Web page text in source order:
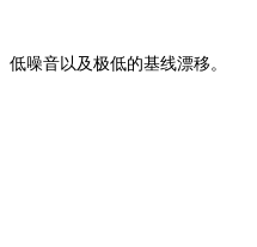
噪音以及极低的基线漂移。